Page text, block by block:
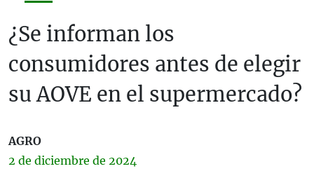
¿Se informan los
consumidores antes de elegir
su AOVE en el supermercado?
AGRO
2 de diciembre de 2024